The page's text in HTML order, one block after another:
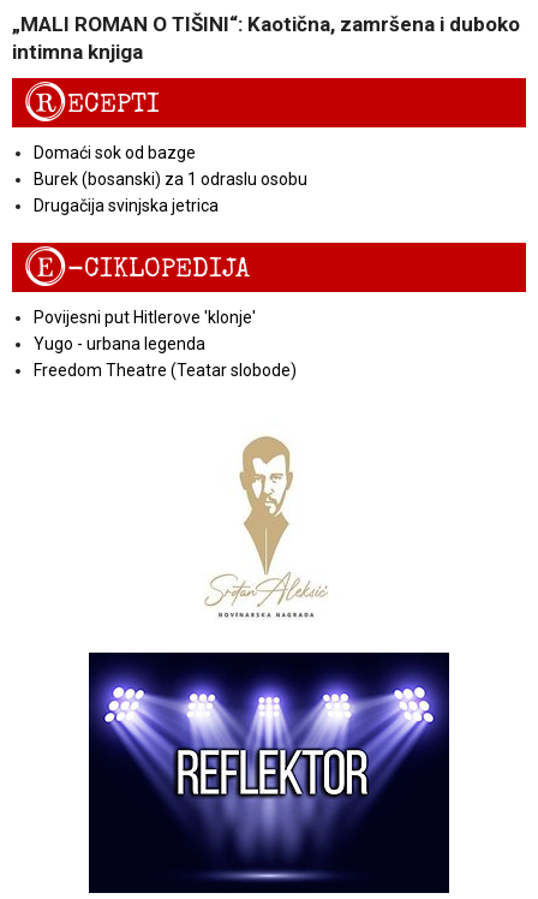
„MALI ROMAN O TIŠINI“: Kaotična, zamršena i duboko
intimna knjiga
RECEPTI
Domaći sok od bazge
Burek (bosanski) za 1 odraslu osobu
Drugačija svinjska jetrica
E-CIKLOPEDIJA
Povijesni put Hitlerove 'klonje'
Yugo - urbana legenda
Freedom Theatre (Teatar slobode)